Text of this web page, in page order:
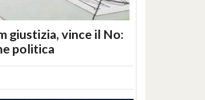
giustizia, vince il No:
politica